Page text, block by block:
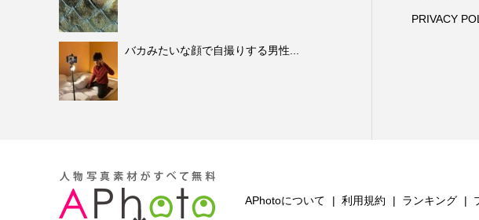
バカみたいな顔で自撮りする男性...
PRIVACY
APhotoについて 利用規約 ランキング